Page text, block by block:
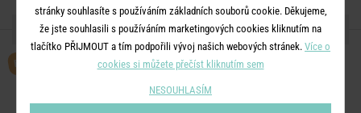
DALŠÍ PRODUKTY ZE SÉRIE
BESTSELLER BESTSELLER
stránky souhlasíte s používáním základních souborů cookie. Děkujeme,
že jste souhlasili s používáním marketingových cookies kliknutím na
tlačítko PŘIJMOUT a tím podpořili vývoj našich webových stránek. Více o
cookies si můžete přečíst kliknutím sem
NESOUHLASÍM